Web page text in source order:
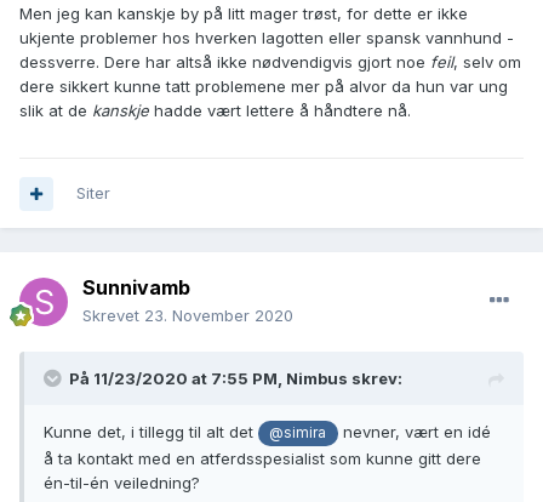
Men jeg kan kanskje by på litt mager trøst, for dette er ikke
ukjente problemer hos hverken lagotten eller spansk vannhund -
dessverre. Dere har altså ikke nødvendigvis gjort noe feil, selv om
dere sikkert kunne tatt problemene mer på alvor da hun var ung
slik at de kanskje hadde vært lettere å håndtere nå.
Siter
Sunnivamb
Skrevet 23. November 2020
På 11/23/2020 at 7:55 PM, Nimbus skrev:
Kunne det, i tillegg til alt det @simira
nevner, vært en idé
å ta kontakt med en atferdsspesialist som kunne gitt dere
én-til-én veiledning?